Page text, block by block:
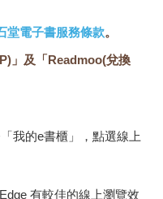
堂電子書服務條款。
」及「Readmoo(兌換
我的e書櫃」，點選線上
有較佳的線上瀏覽效